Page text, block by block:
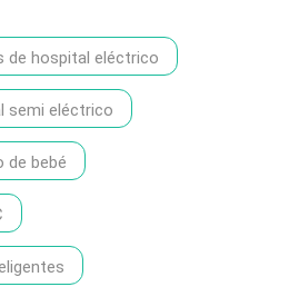
de hospital eléctrico
semi eléctrico
de bebé